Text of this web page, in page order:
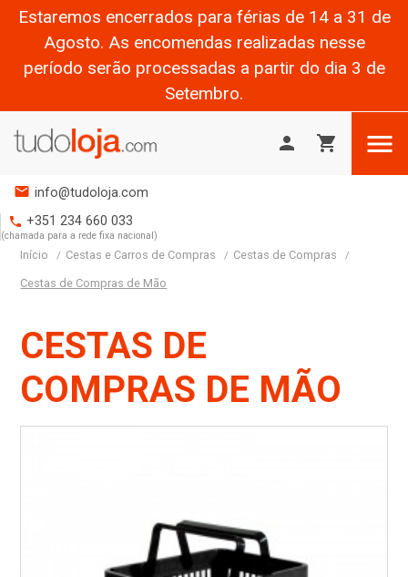
Estaremos encerrados para férias de 14 a 31 de
Agosto. As encomendas realizadas nesse
período serão processadas a partir do dia 3 de
Setembro.
person shopping_cart 
mail info@tudoloja.com
phone +351 234 660 033
(chamada para a rede fixa nacional)
Início Cestas e Carros de Compras Cestas de Compras
Cestas de Compras de Mão
CESTAS DE
COMPRAS DE MÃO